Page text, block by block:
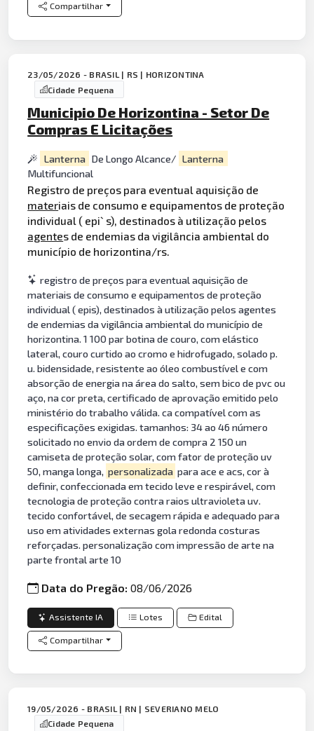
Compartilhar
23/05/2026 - BRASIL | RS | HORIZONTINA
Cidade Pequena
Municipio De Horizontina - Setor De
Compras E Licitações
Lanterna De Longo Alcance/ Lanterna
Multifuncional
Registro de preços para eventual aquisição de
materiais de consumo e equipamentos de proteção
individual ( epi` s), destinados à utilização pelos
agentes de endemias da vigilância ambiental do
município de horizontina/rs.
registro de preços para eventual aquisição de
materiais de consumo e equipamentos de proteção
individual ( epis), destinados à utilização pelos agentes
de endemias da vigilância ambiental do município de
horizontina. 1 100 par botina de couro, com elástico
lateral, couro curtido ao cromo e hidrofugado, solado p.
u. bidensidade, resistente ao óleo combustível e com
absorção de energia na área do salto, sem bico de pvc ou
aço, na cor preta, certificado de aprovação emitido pelo
ministério do trabalho válida. ca compatível com as
especificações exigidas. tamanhos: 34 ao 46 número
solicitado no envio da ordem de compra 2 150 un
camiseta de proteção solar, com fator de proteção uv
50, manga longa, personalizada para ace e acs, cor à
definir, confeccionada em tecido leve e respirável, com
tecnologia de proteção contra raios ultravioleta uv.
tecido confortável, de secagem rápida e adequado para
uso em atividades externas gola redonda costuras
reforçadas. personalização com impressão de arte na
parte frontal arte 10
Data do Pregão:08/06/2026
Assistente IA Lotes Edital
Compartilhar
19/05/2026 - BRASIL | RN | SEVERIANO MELO
Cidade Pequena